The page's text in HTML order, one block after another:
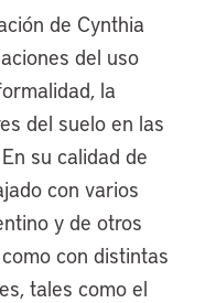
de Cynthia
del uso
la
del suelo en las
su calidad de
con varios
y de otros
con distintas
tales como el